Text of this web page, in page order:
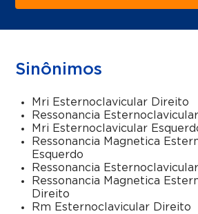
Sinônimos
Mri Esternoclavicular Direito
Ressonancia
Mri Esternoclavicular
Ressonancia Magnetica
Esquerdo
Ressonancia
Ressonancia Magnetica
Direito
Rm Esternoclavicular Direito